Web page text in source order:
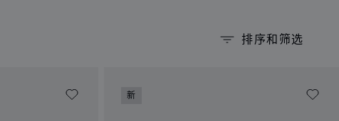
排序和筛选
新